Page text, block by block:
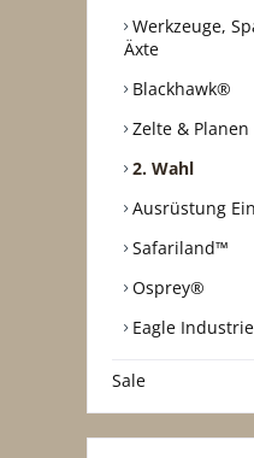
Werkzeuge,
Äxte
Blackhawk®
Zelte & Planen
2. Wahl
Ausrüstung
Safariland™
Osprey®
Eagle
Sale